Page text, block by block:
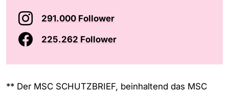
291.000 Follower
225.262 Follower
** Der MSC SCHUTZBRIEF, beinhaltend das MSC